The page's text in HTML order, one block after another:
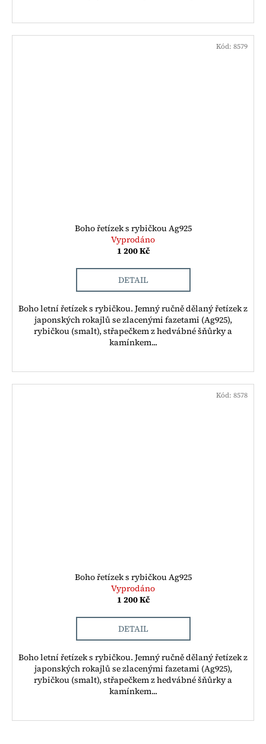
Boho řetízek s rybičkou Ag925
Vyprodáno
1 200 Kč
DETAIL
Boho letní řetízek s rybičkou. Jemný ručně dělaný řetízek z
japonských rokajlů se zlacenými fazetami (Ag925),
rybičkou (smalt), střapečkem z hedvábné šňůrky a
kamínkem...
Kód: 8579
Boho řetízek s rybičkou Ag925
Vyprodáno
1 200 Kč
DETAIL
Boho letní řetízek s rybičkou. Jemný ručně dělaný řetízek z
japonských rokajlů se zlacenými fazetami (Ag925),
rybičkou (smalt), střapečkem z hedvábné šňůrky a
kamínkem...
Kód: 8578